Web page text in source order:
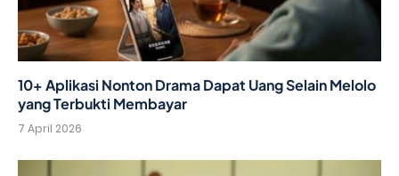
10+ Aplikasi Nonton Drama Dapat Uang Selain Melolo
yang Terbukti Membayar
7 April 2026